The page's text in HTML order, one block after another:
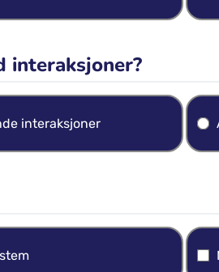
interaksjoner